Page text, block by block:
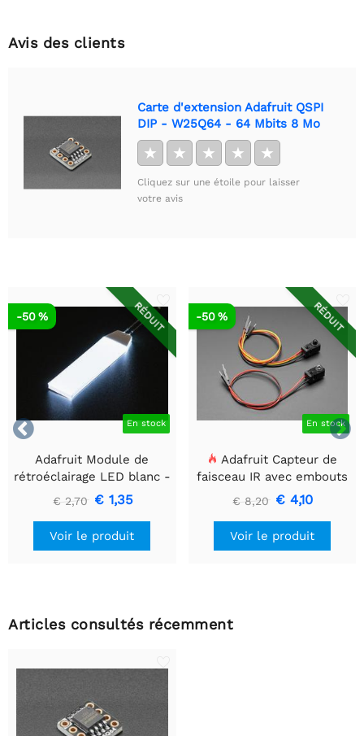
Avis des clients
Carte d'extension Adafruit QSPI
DIP - W25Q64 - 64 Mbits 8 Mo
★ ★ ★ ★ ★
Cliquez sur une étoile pour laisser
votre avis


RÉDUIT
En stock
-50 %
Adafruit Module de
rétroéclairage LED blanc -
Petit 12 mm x 40 mm
€ 2,70 € 1,35
Voir le produit
RÉDUIT
En stock
-50 %
Adafruit Capteur de
faisceau IR avec embouts
de câble de qualité
supérieure - LED 5 mm
€ 8,20 € 4,10
Voir le produit
Articles consultés récemment